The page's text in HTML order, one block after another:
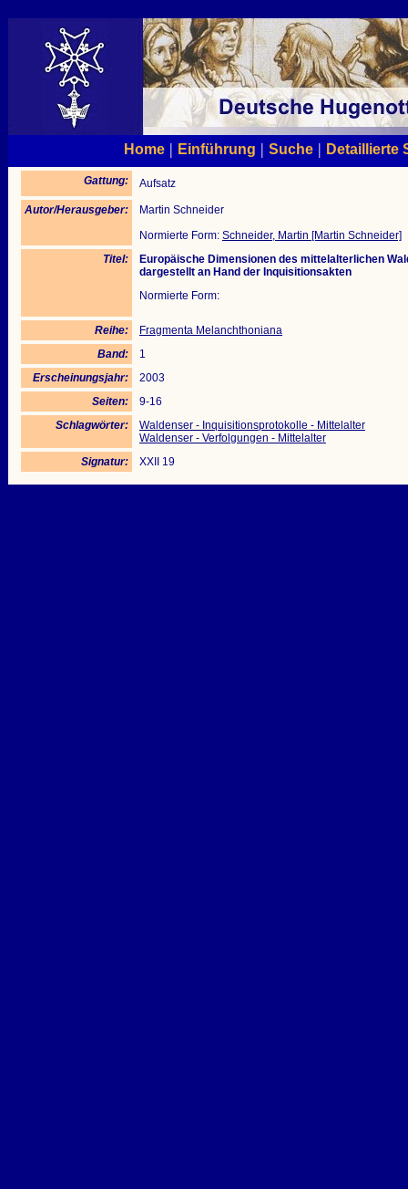
Home| Einführung | Suche| Detaillierte
Gattung: Aufsatz
Autor/Herausgeber:
Martin Schneider
Normierte Form: Schneider, Martin [Martin Schneider]
Titel:
Europäische Dimensionen des mittelalterlichen
dargestellt an Hand der Inquisitionsakten
Normierte Form:
Reihe:
Fragmenta Melanchthoniana
Band:
1
Erscheinungsjahr:
2003
Seiten:
9-16
Schlagwörter:
Waldenser - Inquisitionsprotokolle - Mittelalter
Waldenser - Verfolgungen - Mittelalter
Signatur:
XXII 19